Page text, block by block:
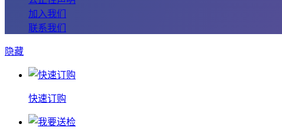
加入我们
联系我们
隐藏
快速订购